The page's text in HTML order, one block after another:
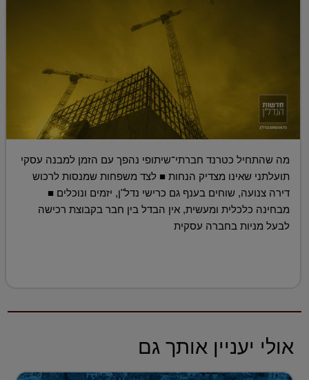
מה שהתחיל כטרנד חברתי־שיתופי נהפך עם הזמן למבנה עסקי
תועלתני שאינו מצדיק הנחות ■ לצד משפחות שמנסות לרכוש
דירה צנועה, שוחים בענף גם כרישי נדל"ן, יזמים ונוכלים ■
מבחינה כלכלית ומעשית, אין הבדל בין חבר בקבוצת רכישה
לבעל מניות בחברה עסקית
אולי יעניין אותך גם